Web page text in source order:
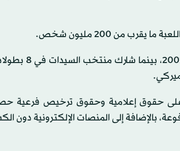
من 200 مليون شخص.
ولم يشارك منتخب الرجال إلا مرة واحدة فقط
على حقوق إعلامية وحقوق ترخيص فرعية
بالإضافة إلى المنصات الإلكترونية دون